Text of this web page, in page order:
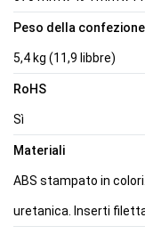
Peso della
5,4 kg (11,9 libbre)
RoHS
Sì
Materiali
ABS stampato in
uretanica. Inserti